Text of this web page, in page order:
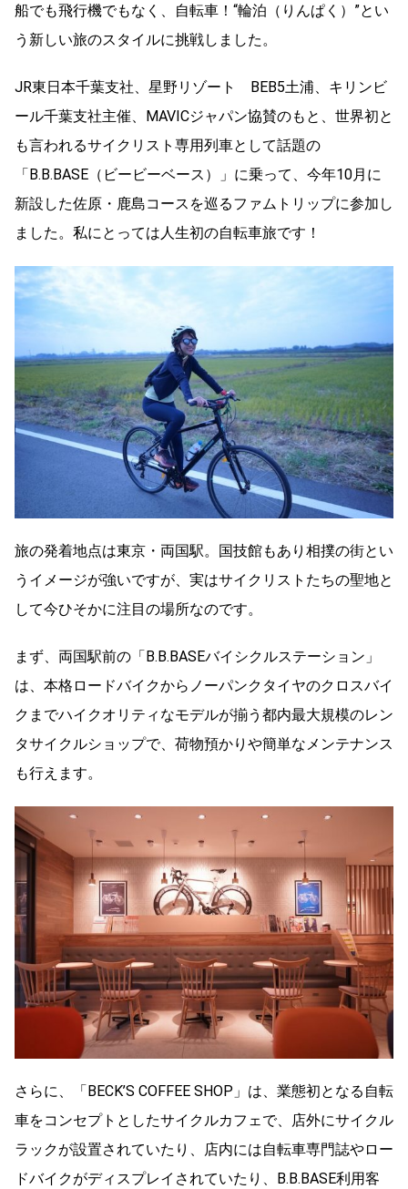
船でも飛行機でもなく、自転車！“輪泊（りんぱく）”とい
う新しい旅のスタイルに挑戦しました。
JR東日本千葉支社、星野リゾート BEB5土浦、キリンビ
ール千葉支社主催、MAVICジャパン協賛のもと、世界初と
も言われるサイクリスト専用列車として話題の
「B.B.BASE（ビービーベース）」に乗って、今年10月に
新設した佐原・鹿島コースを巡るファムトリップに参加し
ました。私にとっては人生初の自転車旅です！
旅の発着地点は東京・両国駅。国技館もあり相撲の街とい
うイメージが強いですが、実はサイクリストたちの聖地と
して今ひそかに注目の場所なのです。
まず、両国駅前の「B.B.BASEバイシクルステーション」
は、本格ロードバイクからノーパンクタイヤのクロスバイ
クまでハイクオリティなモデルが揃う都内最大規模のレン
タサイクルショップで、荷物預かりや簡単なメンテナンス
も行えます。
さらに、「BECK’S COFFEE SHOP」は、業態初となる自転
車をコンセプトとしたサイクルカフェで、店外にサイクル
ラックが設置されていたり、店内には自転車専門誌やロー
ドバイクがディスプレイされていたり、B.B.BASE利用客